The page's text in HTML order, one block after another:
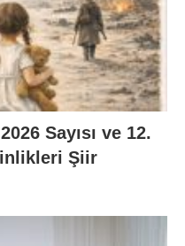
Sayısı ve 12.
Şiir